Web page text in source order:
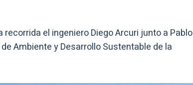
el ingeniero Diego Arcuri junto a Pablo
Ambiente y Desarrollo Sustentable de la